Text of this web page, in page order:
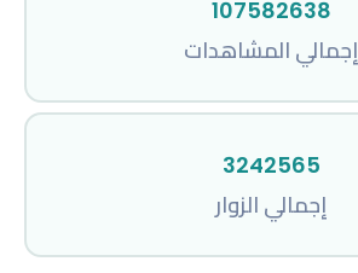
107582638
إجمالي المشاهدات
3242565
إجمالي الزوار